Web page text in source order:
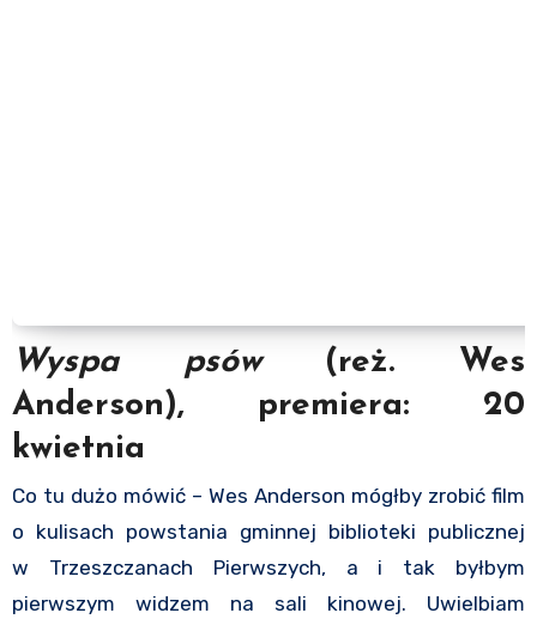
Wyspa psów(reż. Wes
Anderson), premiera: 20
kwietnia
Co tu dużo mówić – Wes Anderson mógłby zrobić film
o kulisach powstania gminnej biblioteki publicznej
w Trzeszczanach Pierwszych, a i tak byłbym
pierwszym widzem na sali kinowej. Uwielbiam